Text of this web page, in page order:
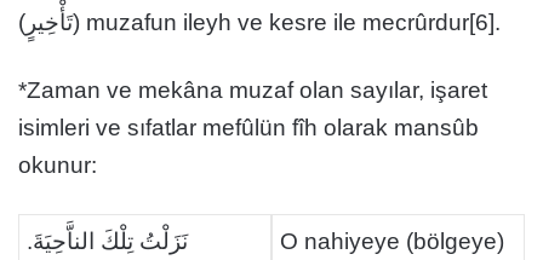
(تَأْخِيرٍ) muzafun ileyh ve kesre ile mecrûrdur[6].
*Zaman ve mekâna muzaf olan sayılar, işaret
isimleri ve sıfatlar mefûlün fîh olarak mansûb
okunur:
نَزَلْتُ تِلْكَ الناَّحِيَةَ.
O nahiyeye (bölgeye)